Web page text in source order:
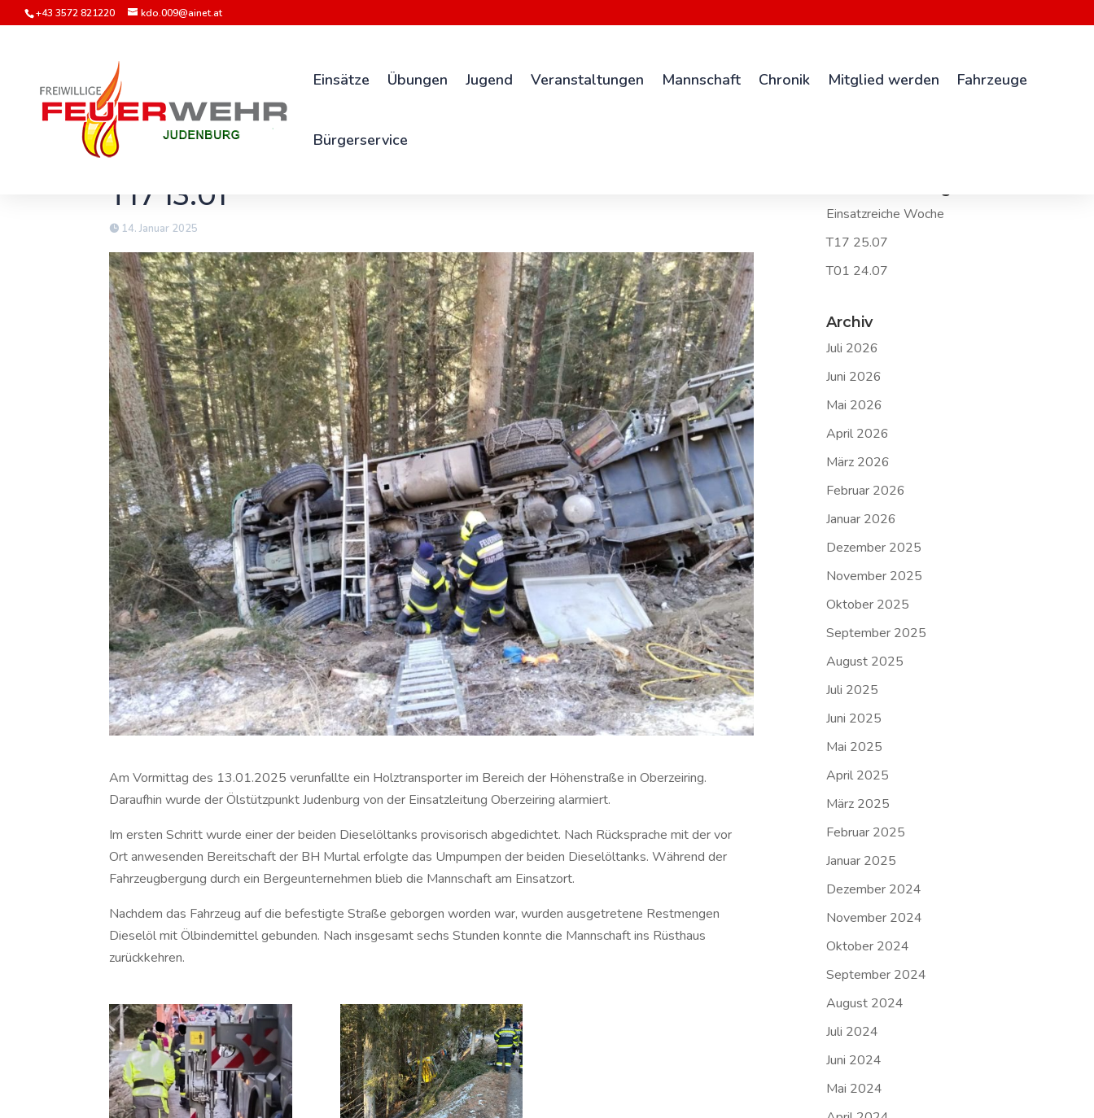
+43 3572 821220 kdo.009@ainet.at
Einsätze Übungen Jugend Veranstaltungen Mannschaft Chronik Mitglied werden Fahrzeuge
Bürgerservice
T17 13.01
14. Januar 2025
Am Vormittag des 13.01.2025 verunfallte ein Holztransporter im Bereich der Höhenstraße in Oberzeiring.
Daraufhin wurde der Ölstützpunkt Judenburg von der Einsatzleitung Oberzeiring alarmiert.
Im ersten Schritt wurde einer der beiden Dieselöltanks provisorisch abgedichtet. Nach Rücksprache mit der vor
Ort anwesenden Bereitschaft der BH Murtal erfolgte das Umpumpen der beiden Dieselöltanks. Während der
Fahrzeugbergung durch ein Bergeunternehmen blieb die Mannschaft am Einsatzort.
Nachdem das Fahrzeug auf die befestigte Straße geborgen worden war, wurden ausgetretene Restmengen
Dieselöl mit Ölbindemittel gebunden. Nach insgesamt sechs Stunden konnte die Mannschaft ins Rüsthaus
zurückkehren.
Einsatzreiche Woche
T17 25.07
T01 24.07
Archiv
Juli 2026
Juni 2026
Mai 2026
April 2026
März 2026
Februar 2026
Januar 2026
Dezember 2025
November 2025
Oktober 2025
September 2025
August 2025
Juli 2025
Juni 2025
Mai 2025
April 2025
März 2025
Februar 2025
Januar 2025
Dezember 2024
November 2024
Oktober 2024
September 2024
August 2024
Juli 2024
Juni 2024
Mai 2024